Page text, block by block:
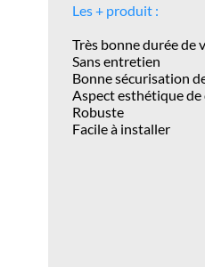
Les + produit :
Très bonne durée de
Sans entretien
Bonne sécurisation
Aspect esthétique
Robuste
Facile à installer